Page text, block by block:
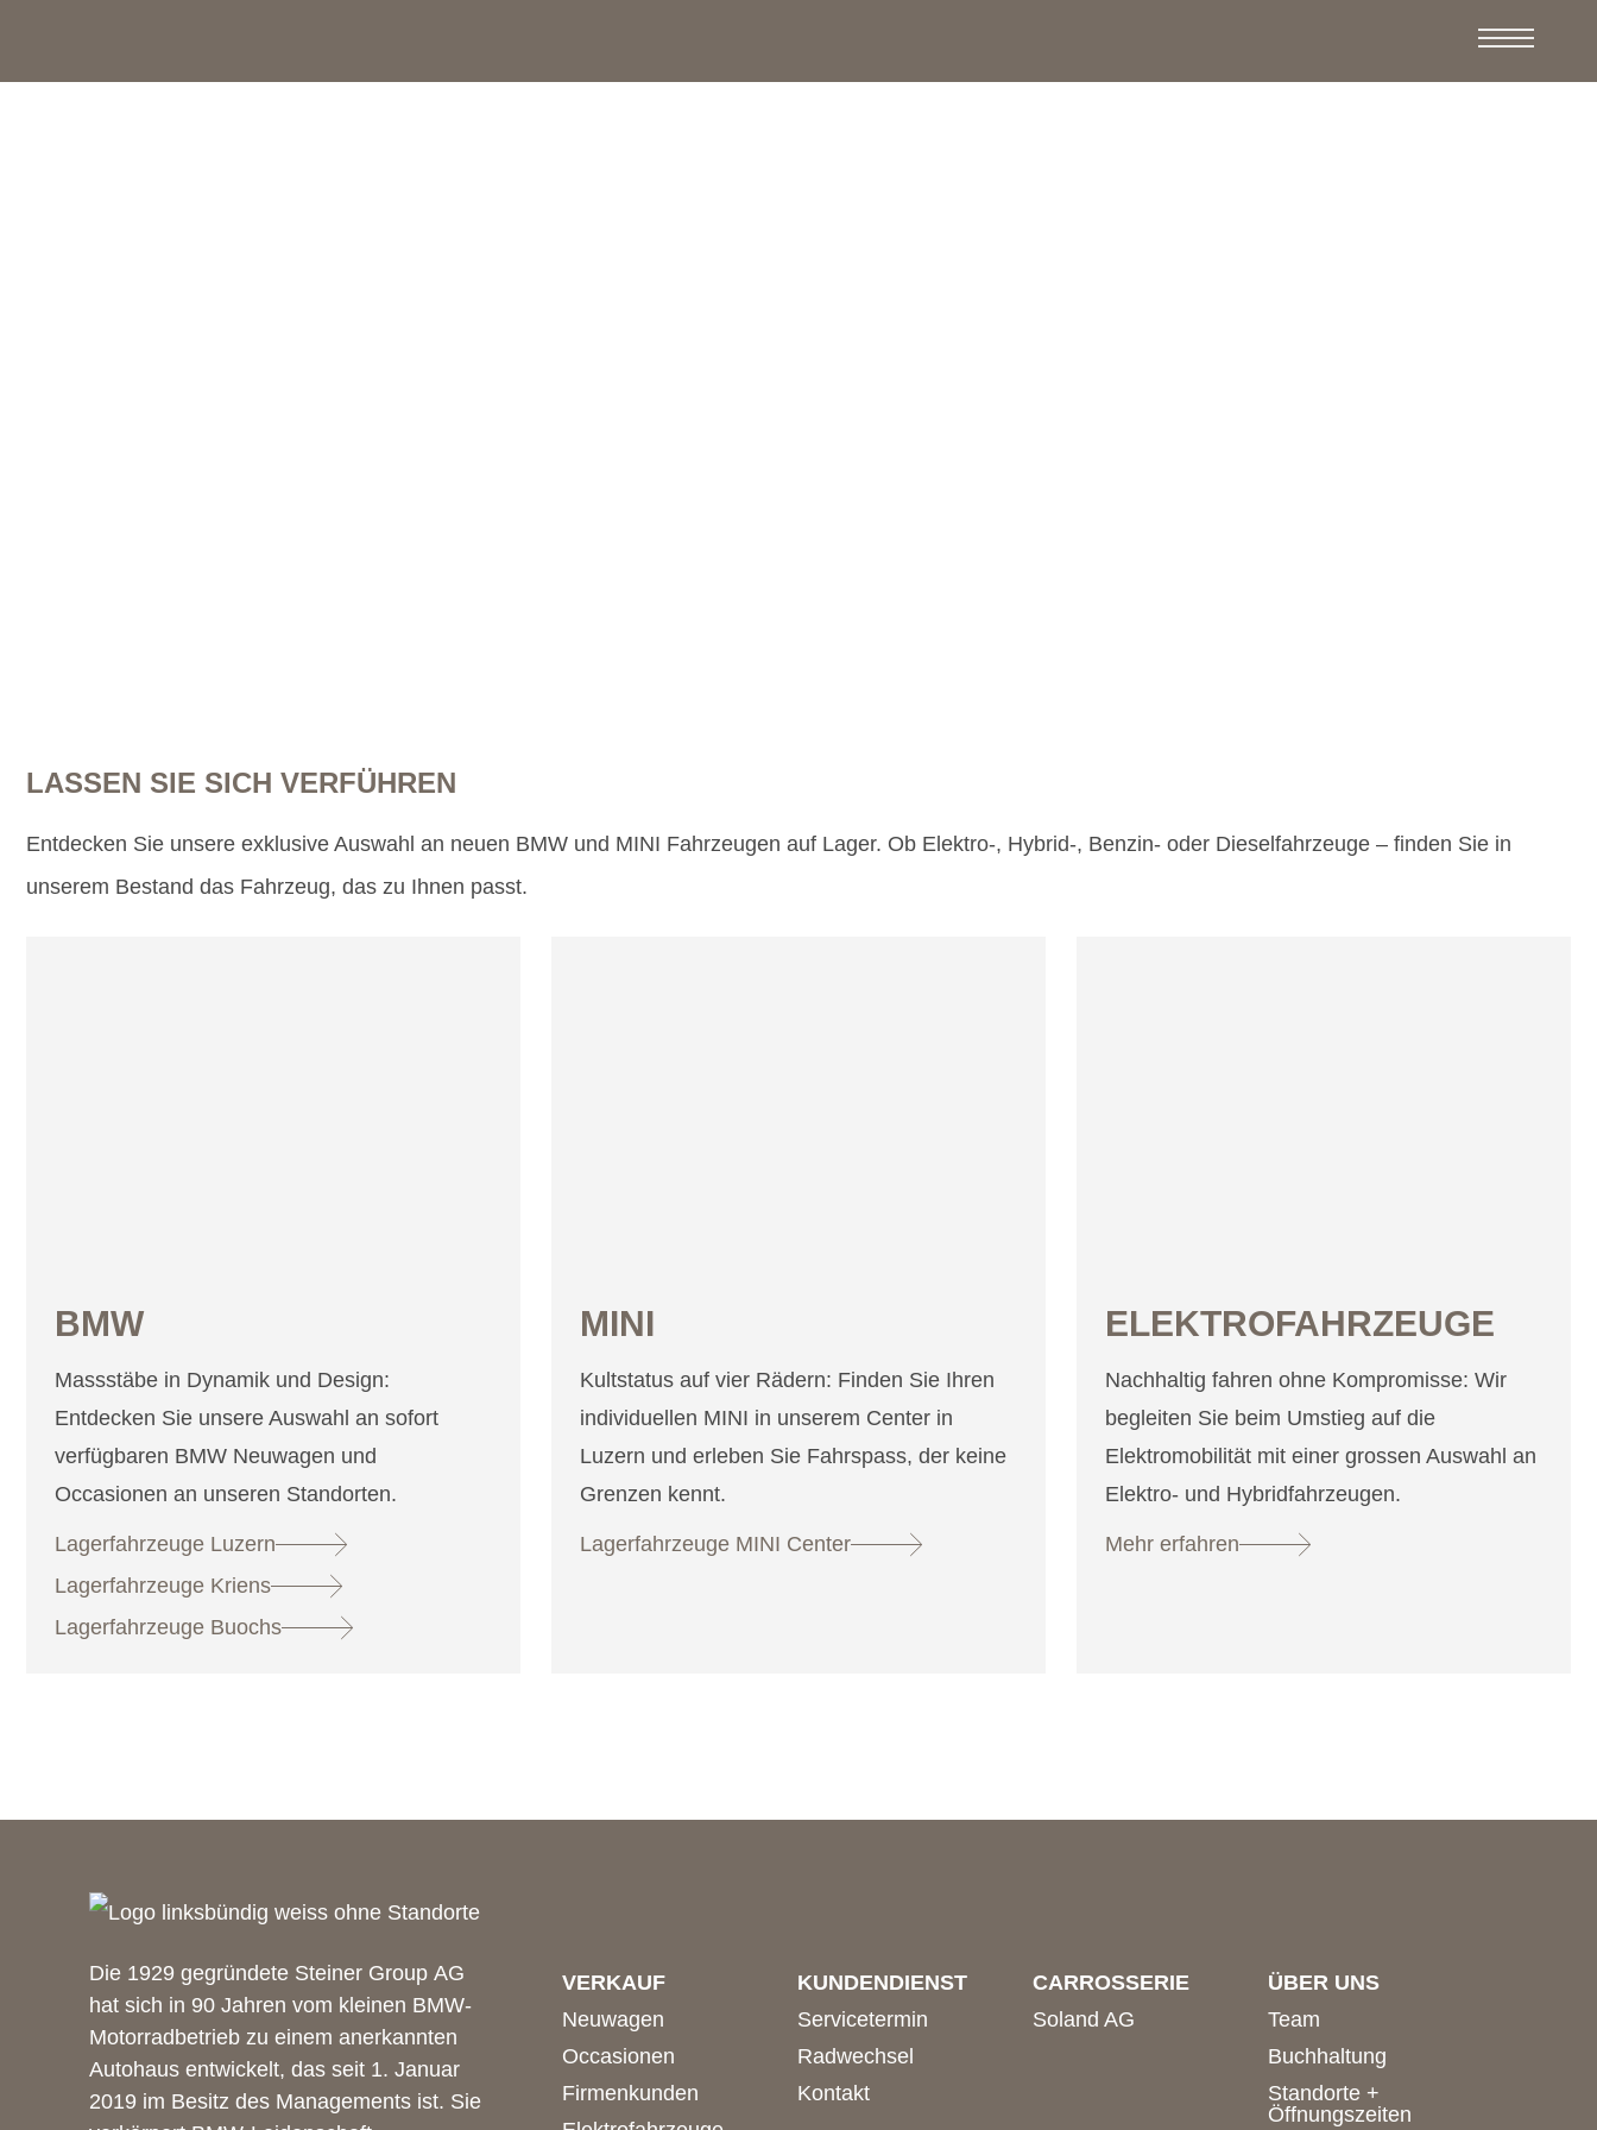
LASSEN SIE SICH VERFÜHREN
Entdecken Sie unsere exklusive Auswahl an neuen BMW und MINI Fahrzeugen auf Lager. Ob Elektro-, Hybrid-, Benzin- oder Dieselfahrzeuge – finden Sie in
unserem Bestand das Fahrzeug, das zu Ihnen passt.
BMW
Massstäbe in Dynamik und Design:
Entdecken Sie unsere Auswahl an sofort
verfügbaren BMW Neuwagen und
Occasionen an unseren Standorten.
Lagerfahrzeuge Luzern
Lagerfahrzeuge Kriens
Lagerfahrzeuge Buochs
MINI
Kultstatus auf vier Rädern: Finden Sie Ihren
individuellen MINI in unserem Center in
Luzern und erleben Sie Fahrspass, der keine
Grenzen kennt.
Lagerfahrzeuge MINI Center
ELEKTROFAHRZEUGE
Nachhaltig fahren ohne Kompromisse: Wir
begleiten Sie beim Umstieg auf die
Elektromobilität mit einer grossen Auswahl an
Elektro- und Hybridfahrzeugen.
Mehr erfahren
Die 1929 gegründete Steiner Group AG
hat sich in 90 Jahren vom kleinen BMW-
Motorradbetrieb zu einem anerkannten
Autohaus entwickelt, das seit 1. Januar
2019 im Besitz des Managements ist. Sie
VERKAUF
Neuwagen
Occasionen
Firmenkunden
KUNDENDIENST
Servicetermin
Radwechsel
Kontakt
CARROSSERIE
Soland AG
ÜBER UNS
Team
Buchhaltung
Standorte +
Öffnungszeiten